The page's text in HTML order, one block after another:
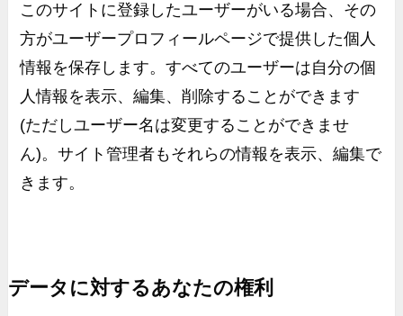
このサイトに登録したユーザーがいる場合、その
方がユーザープロフィールページで提供した個人
情報を保存します。すべてのユーザーは自分の個
人情報を表示、編集、削除することができます
(ただしユーザー名は変更することができませ
ん)。サイト管理者もそれらの情報を表示、編集で
きます。
データに対するあなたの権利